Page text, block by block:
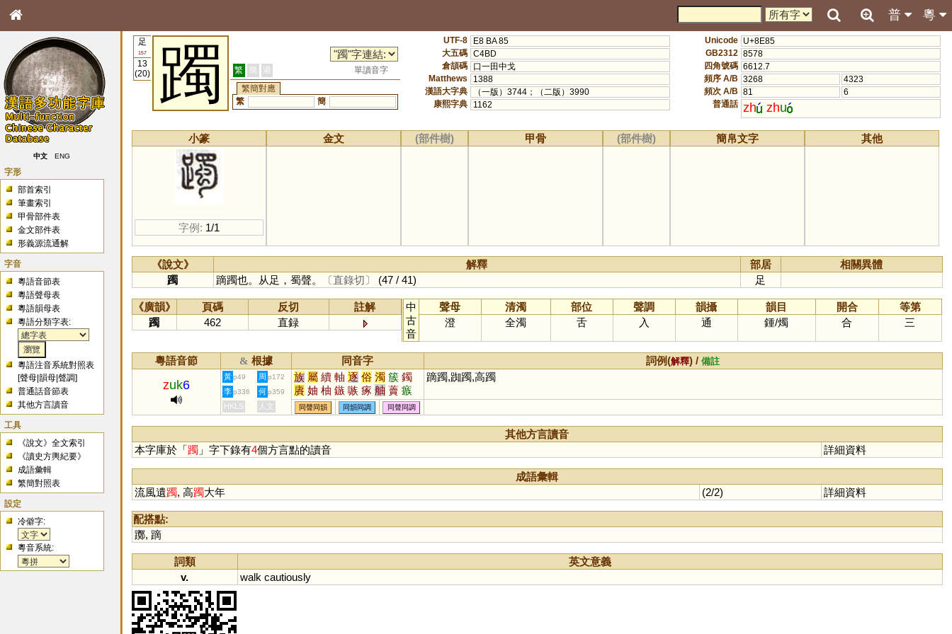
粵
普
中文 ENG
字形
部首索引
筆畫索引
甲骨部件表
金文部件表
形義源流通解
字音
粵語音節表
粵語聲母表
粵語韻母表
粵語分類字表:
粵語注音系統對照表
[聲母 |韻母 |聲調]
普通話音節表
其他方言讀音
工具
《說文》全文索引
《讀史方輿紀要》
成語彙輯
繁簡對照表
設定
冷僻字:
粵音系統:
足
157
13
(20)
躅 繁 簡 港
單讀音字
繁簡對應
繁
簡
UTF-8
E8 BA 85
大五碼 C4BD
倉頡碼
口一田中戈
Matthews
1388
漢語大字典
（一版）3744；（二版）3990
康熙字典
1162
Unicode U+8E85
GB2312 8578
四角號碼 6612.7
頻序 A/B 3268
4323
頻次 A/B 81
6
普通話 zh zhu
小篆
字例: 1/1
金文 (部件樹) 甲骨 (部件樹) 簡帛文字 其他
《說文》 解釋 部居
相關異體
躅
蹢躅也。从足，蜀聲。 〔直錄切〕 (47 / 41) 足
《廣韻》 頁碼 反切
註解
躅
462 直録
中
古
音
聲母 清濁 部位 聲調 韻攝 韻目 開合
等第
澄
全濁 舌 入 通 鍾/燭 合 三
粵語音節 & 根據 同音字 詞例(解釋) /備註
zuk6
黃 p49 周 p172 族 屬 續 軸 逐 俗 濁 簇 鐲
賡 妯 柚 鏃 嗾 瘃 舳 藚 瘯
蔟 禚 碡 鱁 蓫
蹢躅,踟躅,高躅
李 p336 何 p359
HKLS 人文 同聲同韻 同韻同調 同聲同調
其他方言讀音
本字庫於「躅」字下錄有4個方言點的讀音 詳細資料
成語彙輯
流風遺躅, 高躅大年 (2/2) 詳細資料
配搭點:
躑, 蹢
詞類
英文意義
v.
walk cautiously